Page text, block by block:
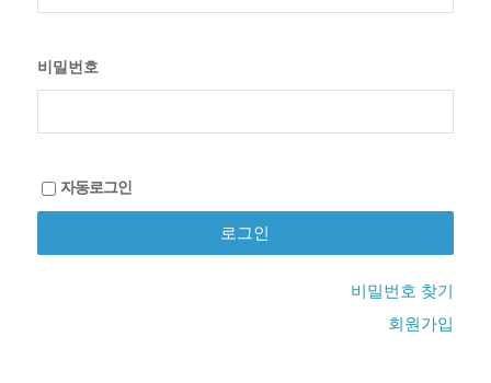
비밀번호
자동로그인
비밀번호 찾기
회원가입